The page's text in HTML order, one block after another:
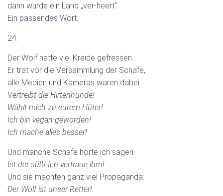
dann wurde ein Land „ver-heert“.
Ein passendes Wort.
24.
Der Wolf hatte viel Kreide gefressen.
Er trat vor die Versammlung der Schafe,
alle Medien und Kameras waren dabei:
Vertreibt die Hirtenhunde!
Wählt mich zu eurem Hüter!
Ich bin vegan geworden!
Ich mache alles besser!
Und manche Schafe hörte ich sagen:
Ist der süß! Ich vertraue ihm!
Und sie machten ganz viel Propaganda:
Der Wolf ist unser Retter!